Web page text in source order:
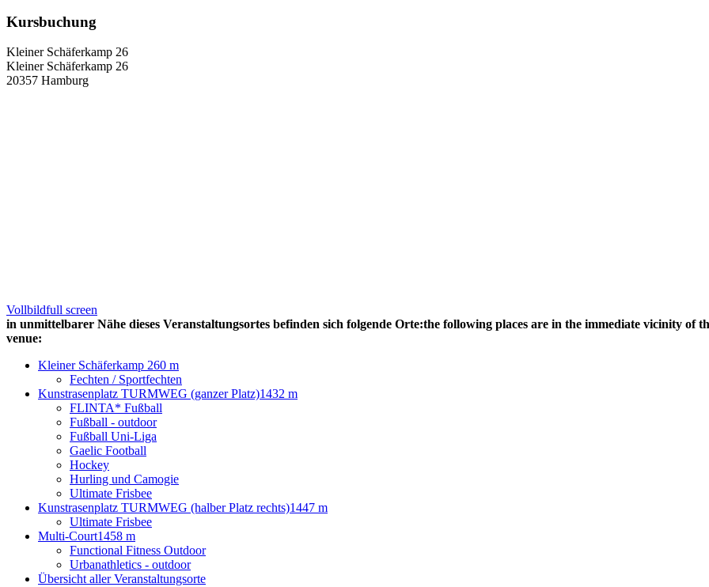
Kursbuchung
Kleiner Schäferkamp 26
Kleiner Schäferkamp 26
20357 Hamburg
Vollbildfull screen
in unmittelbarer Nähe dieses Veranstaltungsortes befinden sich folgende Orte:the following places are in the immediate vicinity of
venue:
Kleiner Schäferkamp 260 m
Fechten / Sportfechten
Kunstrasenplatz TURMWEG (ganzer Platz)1432 m
FLINTA* Fußball
Fußball - outdoor
Fußball Uni-Liga
Gaelic Football
Hockey
Hurling und Camogie
Ultimate Frisbee
Kunstrasenplatz TURMWEG (halber Platz rechts)1447 m
Ultimate Frisbee
Multi-Court1458 m
Functional Fitness Outdoor
Urbanathletics - outdoor
Übersicht aller Veranstaltungsorte